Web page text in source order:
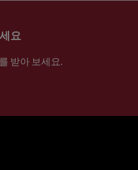
요
받아 보세요.